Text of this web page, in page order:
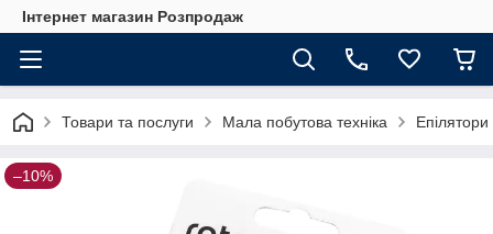
Інтернет магазин Розпродаж
Товари та послуги Мала побутова техніка Епілятори
–10%